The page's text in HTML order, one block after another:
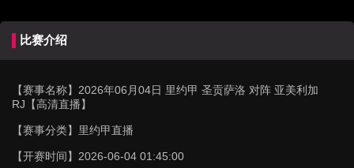
比赛介绍
【赛事名称】 2026年06月04日 里约甲 圣贡萨洛 对阵 亚美利加
RJ【高清直播】
【赛事分类】 里约甲直播
【开赛时间】 2026-06-04 01:45:00